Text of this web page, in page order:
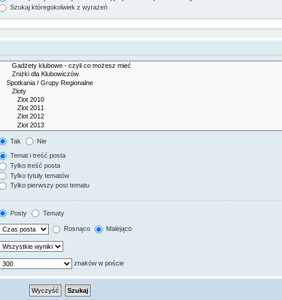
Szukaj któregokolwiek z wyrażeń
Tak Nie
Temat i treść posta
Tylko treść posta
Tylko tytuły tematów
Tylko pierwszy post tematu
Posty Tematy
Rosnąco Malejąco
znaków w poście